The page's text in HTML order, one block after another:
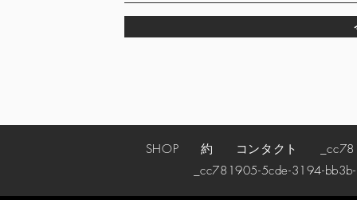
SHOP 約 コンタクト
_cc781905-5cde-3194-